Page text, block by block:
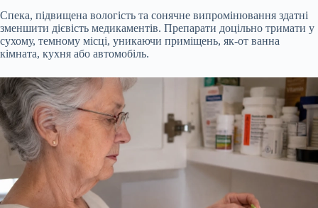
Спека, підвищена вологість та сонячне випромінювання здатні
зменшити дієвість медикаментів. Препарати доцільно тримати у
сухому, темному місці, уникаючи приміщень, як-от ванна
кімната, кухня або автомобіль.